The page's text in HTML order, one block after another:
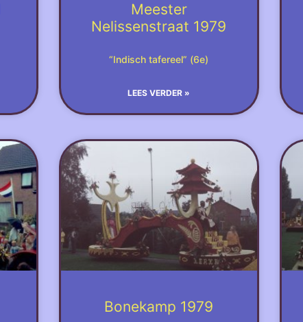
Meester
Nelissenstraat 1979
“Indisch tafereel” (6e)
LEES VERDER »
Bonekamp 1979